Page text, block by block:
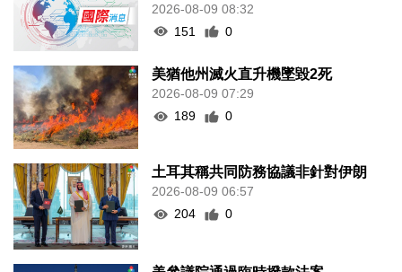
2026-08-09 08:32
151
0
美猶他州滅火直升機墜毀2死
2026-08-09 07:29
189
0
土耳其稱共同防務協議非針對伊朗
2026-08-09 06:57
204
0